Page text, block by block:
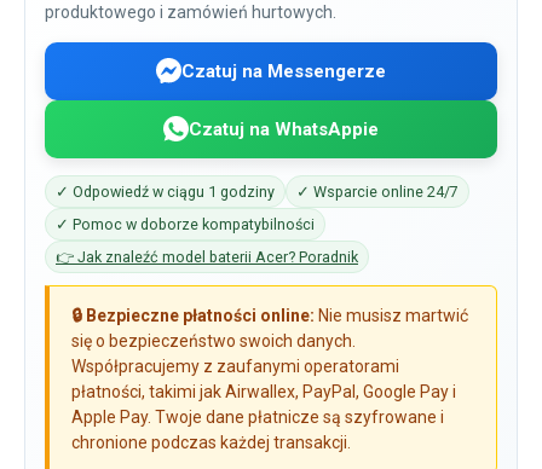
produktowego i zamówień hurtowych.
Czatuj na Messengerze
Czatuj na WhatsAppie
✓ Odpowiedź w ciągu 1 godziny
✓ Wsparcie online 24/7
✓ Pomoc w doborze kompatybilności
👉 Jak znaleźć model baterii Acer? Poradnik
🔒 Bezpieczne płatności online: Nie musisz martwić
się o bezpieczeństwo swoich danych.
Współpracujemy z zaufanymi operatorami
płatności, takimi jak Airwallex, PayPal, Google Pay i
Apple Pay. Twoje dane płatnicze są szyfrowane i
chronione podczas każdej transakcji.